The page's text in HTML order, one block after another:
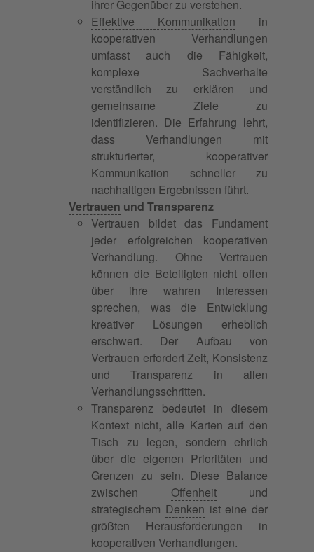
ihrer Gegenüber zu verstehen.
Effektive Kommunikation in
kooperativen Verhandlungen
umfasst auch die Fähigkeit,
komplexe Sachverhalte
verständlich zu erklären und
gemeinsame Ziele zu
identifizieren. Die Erfahrung lehrt,
dass Verhandlungen mit
strukturierter, kooperativer
Kommunikation schneller zu
nachhaltigen Ergebnissen führt.
Vertrauen und Transparenz
Vertrauen bildet das Fundament
jeder erfolgreichen kooperativen
Verhandlung. Ohne Vertrauen
können die Beteiligten nicht offen
über ihre wahren Interessen
sprechen, was die Entwicklung
kreativer Lösungen erheblich
erschwert. Der Aufbau von
Vertrauen erfordert Zeit, Konsistenz
und Transparenz in allen
Verhandlungsschritten.
Transparenz bedeutet in diesem
Kontext nicht, alle Karten auf den
Tisch zu legen, sondern ehrlich
über die eigenen Prioritäten und
Grenzen zu sein. Diese Balance
zwischen Offenheitund
strategischem Denken ist eine der
größten Herausforderungen in
kooperativen Verhandlungen.